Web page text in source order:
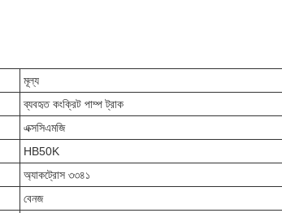
মূল্য
ব্যবহৃত কংক্রিট পাম্প ট্রাক
এক্সসিএমজি
HB50K
অ্যাকট্রোস ৩৩৪১
বেনজ